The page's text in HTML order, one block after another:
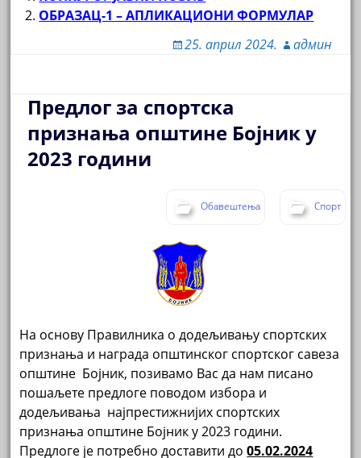
ОБРАЗАЦ-1 – АПЛИКАЦИОНИ ФОРМУЛАР
25. април 2024.
админ
Предлог за спортска
признања општине Бојник у
2023 години
Обавештења Спорт
На основу Правилника о додељивању спортских
признања и награда општинског спортског савеза
општине Бојник, позивамо Вас да нам писано
пошаљете предлоге поводом избора и
додељивања најпрестижнијих спортских
признања општине Бојник у 2023 години.
Предлоге је потребно доставити до05.02.2024